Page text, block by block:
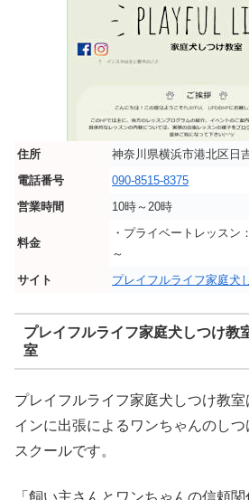
住所
神奈川県横浜市港北区日
電話番号
090-8515-8375
営業時間
10時～20時
料金
・プライベートレッスン
～
サイト
プレイフルライフ家庭犬
プレイフルライフ家庭犬しつけ教
室
プレイフルライフ家庭犬しつけ教
インに出張によるワンちゃんのし
スクールです。
「飼い主さんとワンちゃんの信頼